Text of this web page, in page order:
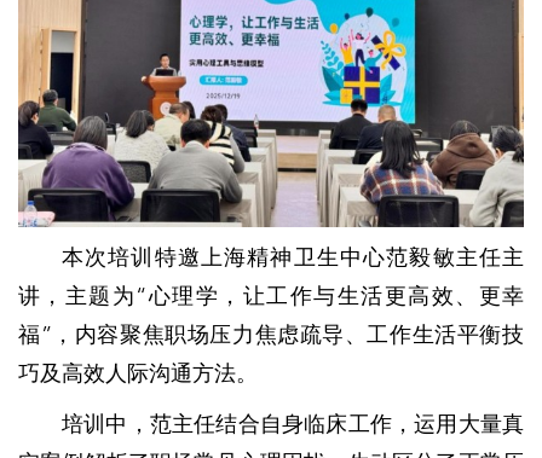
本次培训特邀上海精神卫生中心范毅敏主任主
讲，主题为“心理学，让工作与生活更高效、更幸
福”，内容聚焦职场压力焦虑疏导、工作生活平衡技
巧及高效人际沟通方法。
培训中，范主任结合自身临床工作，运用大量真